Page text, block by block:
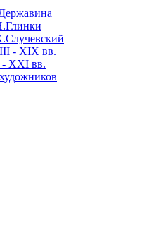
- XIX вв.
- XXI вв.